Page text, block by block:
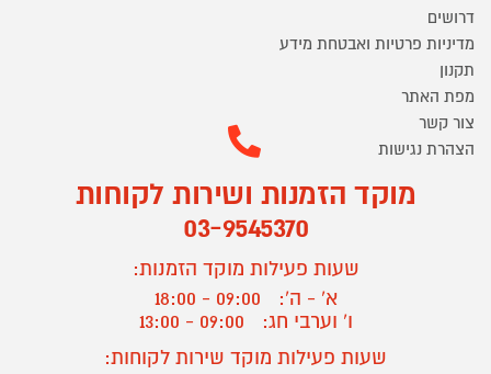
דרושים
מדיניות פרטיות ואבטחת מידע
תקנון
מפת האתר
צור קשר
הצהרת נגישות
מוקד הזמנות ושירות לקוחות
03-9545370
שעות פעילות מוקד הזמנות:
א' - ה':
09:00 - 18:00
ו' וערבי חג:
09:00 - 13:00
שעות פעילות מוקד שירות לקוחות: